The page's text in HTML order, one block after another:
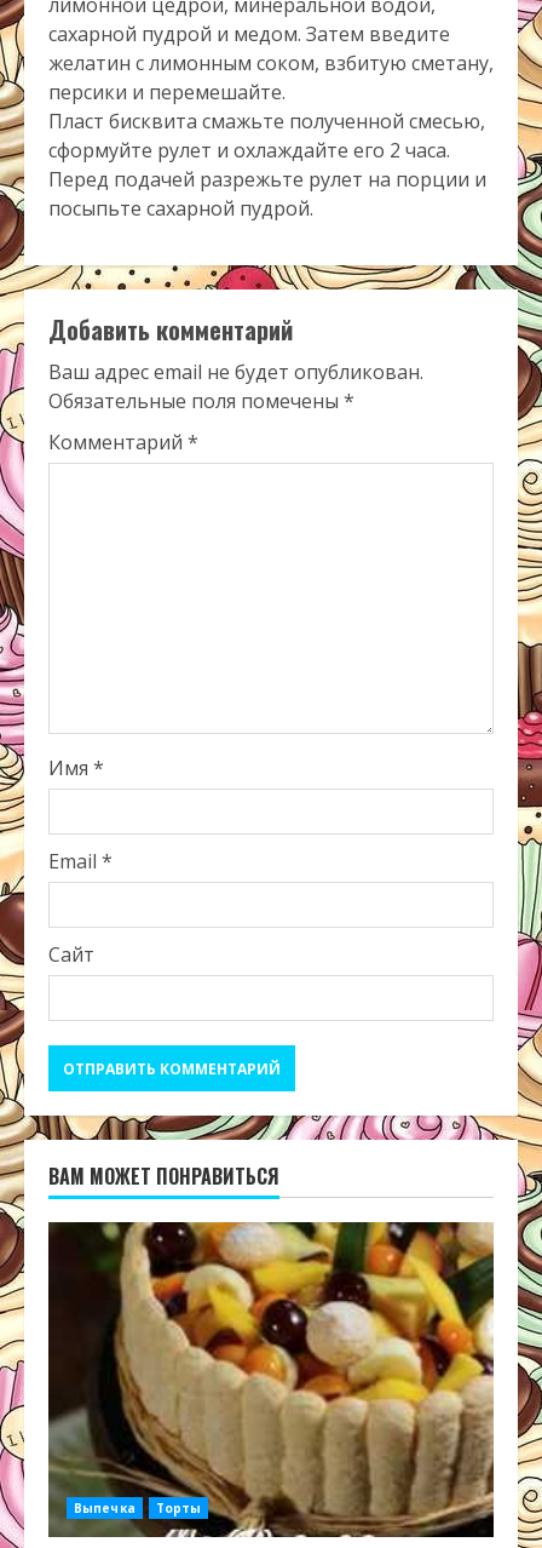
сахарной пудрой и медом. Затем введите
желатин c лимонным соком, взбитую сметану,
персики и перемешайте.
Пласт бисквита смажьте полученной смесью,
сформуйте рулет и охлаждайте его 2 часа.
Перед подачей разрежьте рулет на порции и
посыпьте сахарной пудрой.
Добавить комментарий
Ваш адрес email не будет опубликован.
Обязательные поля помечены *
Комментарий *
Имя *
Email *
Сайт
ВАМ МОЖЕТ ПОНРАВИТЬСЯ
Выпечка Торты